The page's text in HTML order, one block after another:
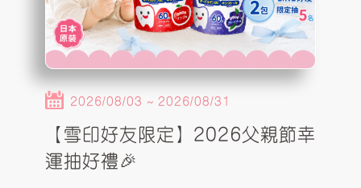
2026/08/03 ~ 2026/08/31
【雪印好友限定】2026父親節幸
運抽好禮🎉